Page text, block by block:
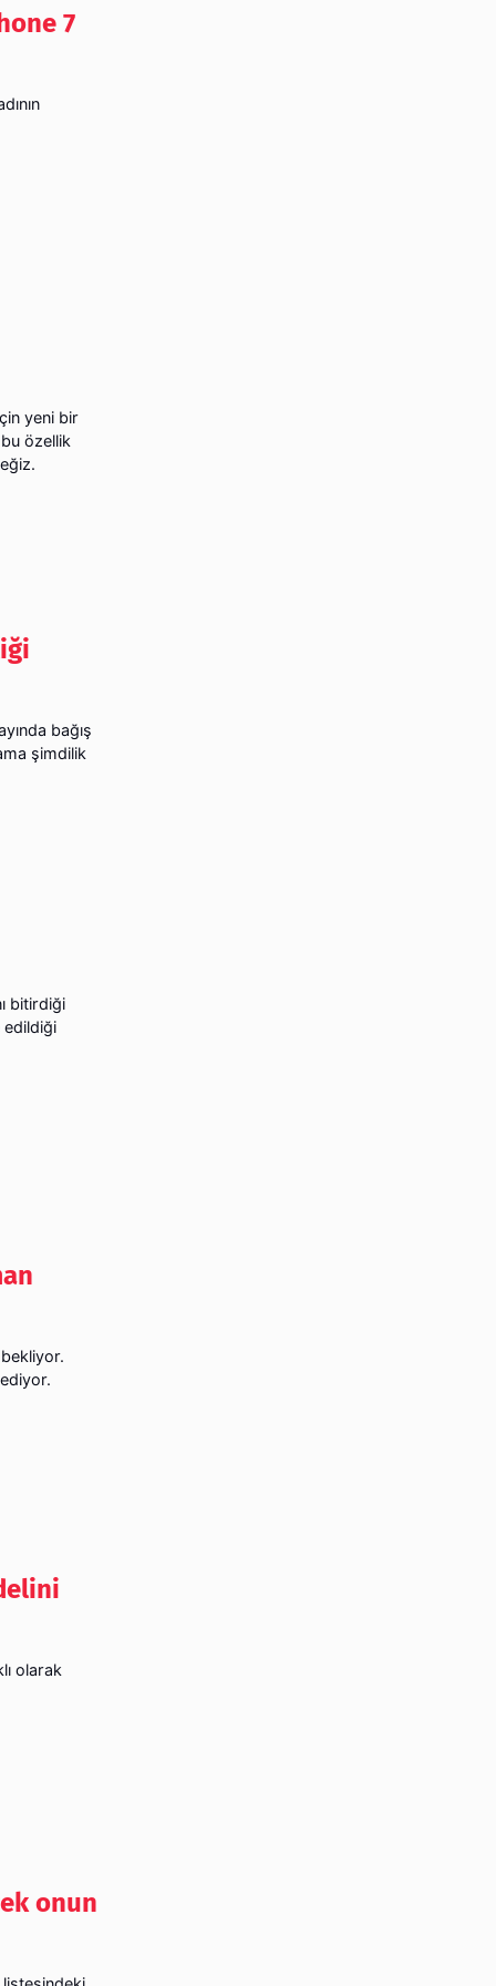
7
yeni bir
özellik
bağış
şimdilik
bitirdiği
edildiği
olarak
onun